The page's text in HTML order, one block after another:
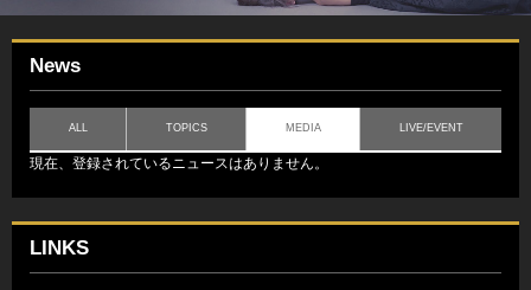
News
ALL TOPICS MEDIA LIVE/EVENT
現在、登録されているニュースはありません。
LINKS